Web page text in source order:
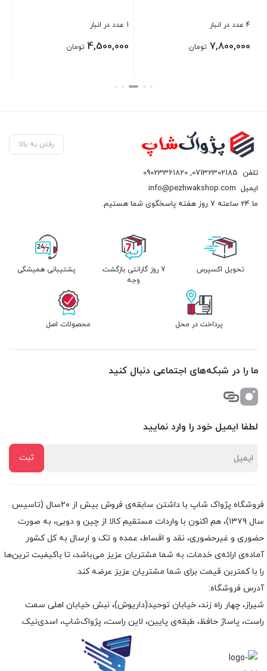
4 عدد در انبار
7,800,000 تومان
1 عدد در انبار
4,500,000 تومان
بستن
رفتن به بالا
تلفن 07132302185
,
09023361820
ایمیل info@pezhwakshop.com
ما 24 ساعته 7 روز هفته پاسخگوی شما هستیم.
تحویل اکسپرس
7 روز گارانتی بازگشت
وجه
پشتیبانی همیشگی
پرداخت در محل محصولات اصل
ما را در شبکه‌های اجتماعی دنبال کنید
لطفا ایمیل خود را وارد نمایید
فروشگاه پژواک شاپ با داشتن سابقه‌ی فروش بیش از ۲۰سال (تاسیس
سال ۱۳۷۹)، هم اکنون با واردات مستقیم کالا از چین و دوبی، به صورت
حضوری و غیرحضوری، نقد و اقساط، عمده و تک و ارسال به کل کشور
آماده‌ی ارائه‌ی خدمات به شما مشتریان عزیز می‌باشد، تا باکیفیت ترین‌ها
را با کمتربن قیمت برای شما مشتریان عزیز عرضه کند.
آدرس فروشگاه:
شیراز، چهار راه زند، خیابان توحید(داریوش)، نبش خیابان اهلی سمت
راست، پاساژ حافظ، طبقه‌ی پایین، لاین راست، پژواک‌شاپ، اسدی‌نیک.